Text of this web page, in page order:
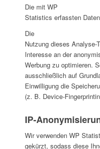
Die mit WP
Statistics erfassten
Die
Nutzung dieses
Interesse an der
Werbung zu optimieren.
ausschließlich auf
Einwilligung die
(z. B. Device-
IP-
Wir verwenden WP
gekürzt, sodass diese